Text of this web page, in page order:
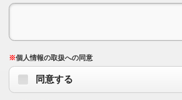
※個人情報の取扱への同意
同意する